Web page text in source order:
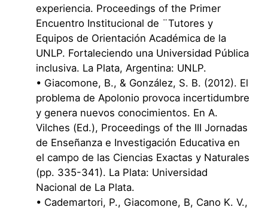
experiencia. Proceedings of the Primer
Encuentro Institucional de ¨Tutores y
Equipos de Orientación Académica de la
UNLP. Fortaleciendo una Universidad Pública
inclusiva. La Plata, Argentina: UNLP.
• Giacomone, B., & González, S. B. (2012). El
problema de Apolonio provoca incertidumbre
y genera nuevos conocimientos. En A.
Vilches (Ed.), Proceedings of the III Jornadas
de Enseñanza e Investigación Educativa en
el campo de las Ciencias Exactas y Naturales
(pp. 335-341). La Plata: Universidad
Nacional de La Plata.
• Cademartori, P., Giacomone, B, Cano K. V.,